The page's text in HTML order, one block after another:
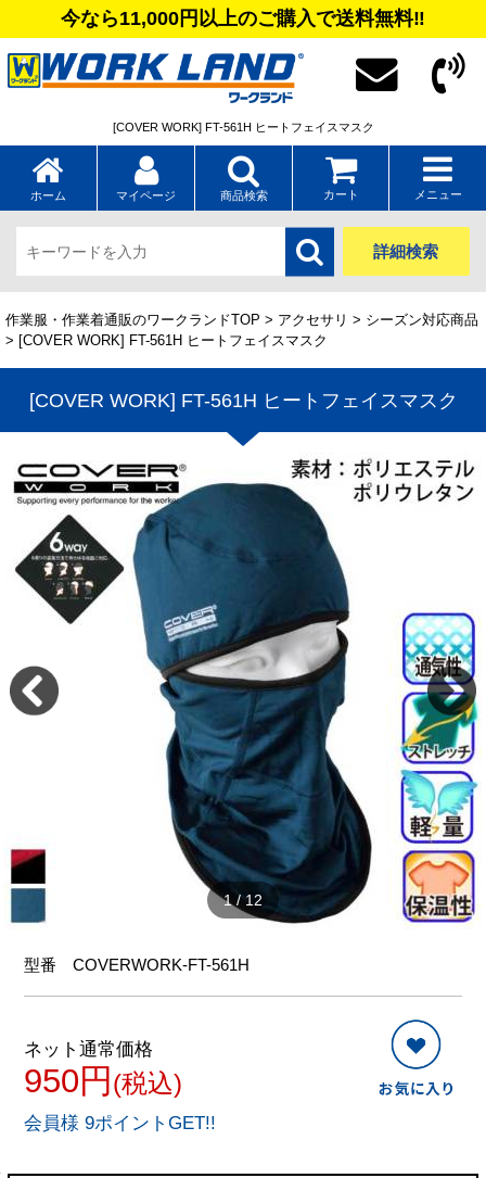
今なら11,000円以上のご購入で送料無料‼
[COVER WORK] FT-561H ヒートフェイスマスク
ホーム マイページ 商品検索 カート メニュー
詳細検索
作業服・作業着通販のワークランドTOP > アクセサリ > シーズン対応商品
> [COVER WORK] FT-561H ヒートフェイスマスク
[COVER WORK] FT-561H ヒートフェイスマスク
2 /12
型番COVERWORK-FT-561H
ネット通常価格
950円 (税込)
会員様 9ポイントGET!!